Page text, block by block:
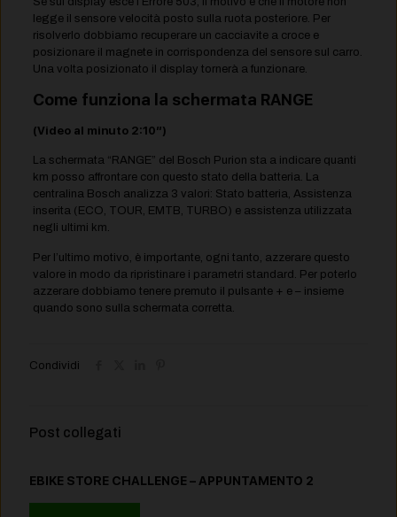
legge il sensore velocità posto sulla ruota posteriore. Per
risolverlo dobbiamo recuperare un cacciavite a croce e
posizionare il magnete in corrispondenza del sensore sul carro.
Una volta posizionato il display tornerà a funzionare.
Come funziona la schermata RANGE
(Video al minuto 2:10″)
La schermata “RANGE” del Bosch Purion sta a indicare quanti
km posso affrontare con questo stato della batteria. La
centralina Bosch analizza 3 valori: Stato batteria, Assistenza
inserita (ECO, TOUR, EMTB, TURBO) e assistenza utilizzata
negli ultimi km.
Per l’ultimo motivo, è importante, ogni tanto, azzerare questo
valore in modo da ripristinare i parametri standard. Per poterlo
azzerare dobbiamo tenere premuto il pulsante + e – insieme
quando sono sulla schermata corretta.
Condividi
Post collegati
EBIKE STORE CHALLENGE – APPUNTAMENTO 2